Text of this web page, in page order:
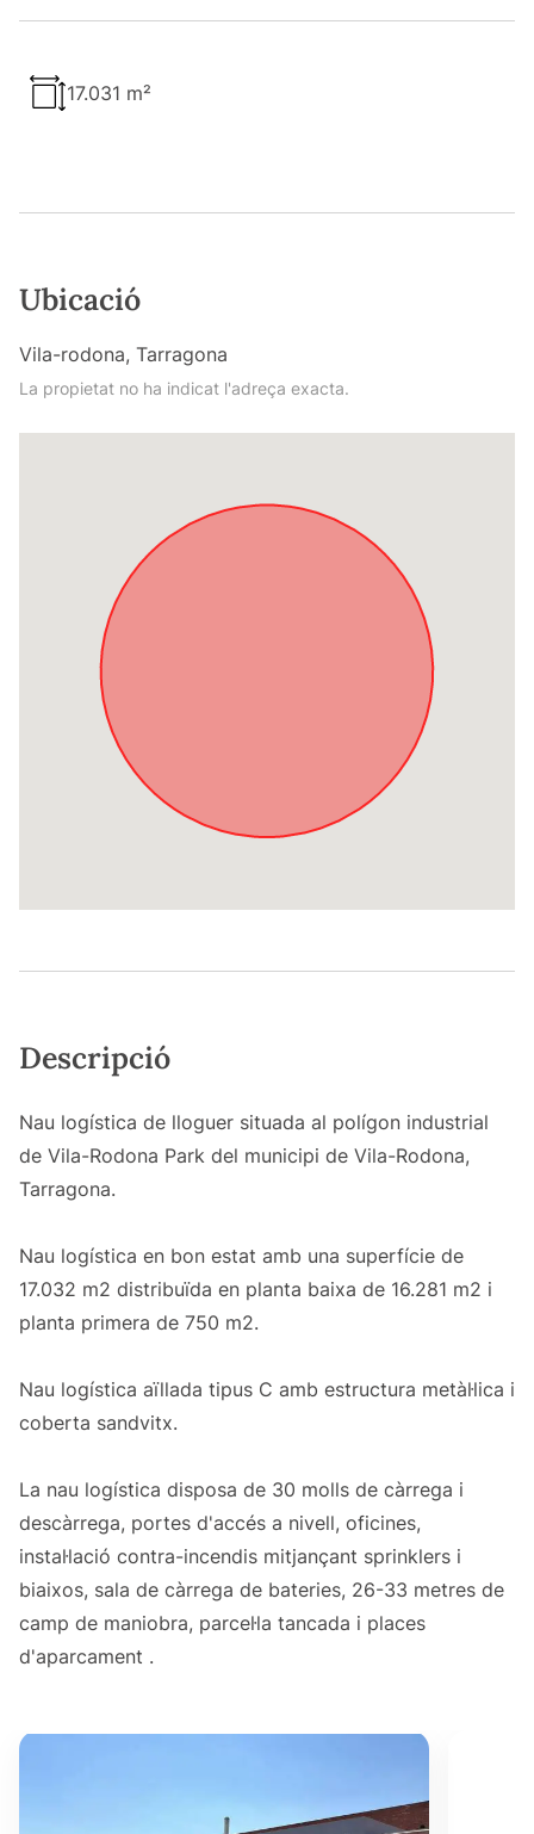
17.031 m²
Ubicació
Vila-rodona, Tarragona
La propietat no ha indicat l'adreça exacta.
Descripció
Nau logística de lloguer situada al polígon industrial
de Vila-Rodona Park del municipi de Vila-Rodona,
Tarragona.
Nau logística en bon estat amb una superfície de
17.032 m2 distribuïda en planta baixa de 16.281 m2 i
planta primera de 750 m2.
Nau logística aïllada tipus C amb estructura metàl·lica i
coberta sandvitx.
La nau logística disposa de 30 molls de càrrega i
descàrrega, portes d'accés a nivell, oficines,
instal·lació contra-incendis mitjançant sprinklers i
biaixos, sala de càrrega de bateries, 26-33 metres de
camp de maniobra, parcel·la tancada i places
d'aparcament .